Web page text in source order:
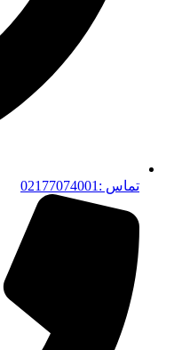
تماس :02177074001